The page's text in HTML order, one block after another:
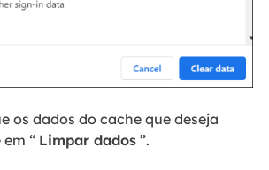
os dados do cache que deseja
“ Limpar dados”.